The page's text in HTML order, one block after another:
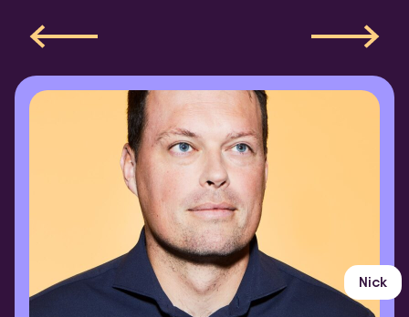
Nick